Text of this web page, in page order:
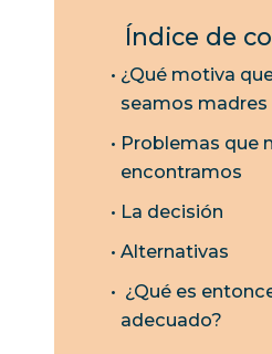
Índice de
¿Qué motiva
seamos
Problemas que
encontramos
La decisión
Alternativas
¿Qué es
adecuado?